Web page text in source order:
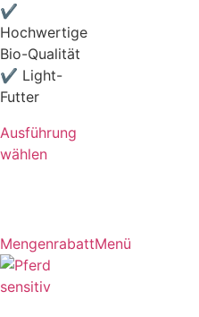
✔
Hochwertige
Bio-Qualität
✔ Light-
Futter
Ausführung
wählen
MengenrabattMenü